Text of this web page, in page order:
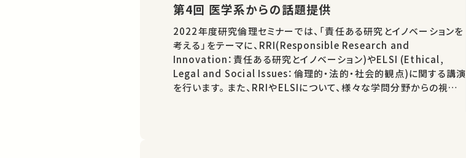
第4回 医学系からの話題提供
2022年度研究倫理セミナーでは、「責任ある研究とイノベーションを
考える」をテーマに、RRI(Responsible Research and
Innovation：責任ある研究とイノベーション)やELSI (Ethical,
Legal and Social Issues：倫理的・法的・社会的観点)に関する講演
を行います。 また、RRIやELSIについて、様々な学問分野からの視点